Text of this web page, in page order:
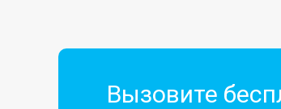
Вызовите